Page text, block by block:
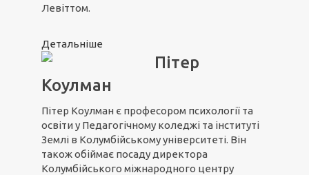
Левіттом.
Детальніше
Пітер
Коулман
Пітер Коулман є професором психології та
освіти у Педагогічному коледжі та інституті
Землі в Колумбійському університеті. Він
також обіймає посаду директора
Колумбійського міжнародного центру